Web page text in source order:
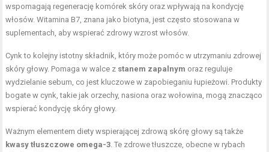
wspomagają regenerację komórek skóry oraz wpływają na kondycję
włosów. Witamina B7, znana jako biotyna, jest często stosowana w
suplementach, aby wspierać zdrowy wzrost włosów.
Cynk to kolejny istotny składnik, który może pomóc w utrzymaniu zdrowej
skóry głowy. Pomaga w walce z stanem zapalnym oraz reguluje
wydzielanie sebum, co jest kluczowe w zapobieganiu łupieżowi. Produkty
bogate w cynk, takie jak orzechy, nasiona oraz wołowina, mogą znacząco
wspierać kondycję skóry głowy.
Ważnym elementem diety wspierającej zdrową skórę głowy są także
kwasy tłuszczowe omega-3 . Te zdrowe tłuszcze, obecne w rybach